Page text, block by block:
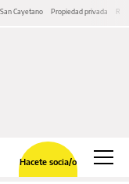
San Cayetano Propiedad privada
Hacete socia/o